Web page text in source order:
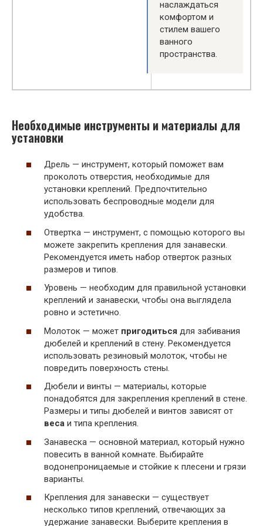
наслаждаться
комфортом и
стилем вашего
ванного
пространства.
Необходимые инструменты и материалы для
установки
Дрель — инструмент, который поможет вам
проколоть отверстия, необходимые для
установки креплений. Предпочтительно
использовать беспроводные модели для
удобства.
Отвертка — инструмент, с помощью которого вы
можете закрепить крепления для занавески.
Рекомендуется иметь набор отверток разных
размеров и типов.
Уровень — необходим для правильной установки
креплений и занавески, чтобы она выглядела
ровно и эстетично.
Молоток — может пригодиться для забивания
дюбелей и креплений в стену. Рекомендуется
использовать резиновый молоток, чтобы не
повредить поверхность стены.
Дюбели и винты — материалы, которые
понадобятся для закрепления креплений в стене.
Размеры и типы дюбелей и винтов зависят от
веса и типа крепления.
Занавеска — основной материал, который нужно
повесить в ванной комнате. Выбирайте
водонепроницаемые и стойкие к плесени и грязи
варианты.
Крепления для занавески — существует
несколько типов креплений, отвечающих за
удержание занавески. Выберите крепления в